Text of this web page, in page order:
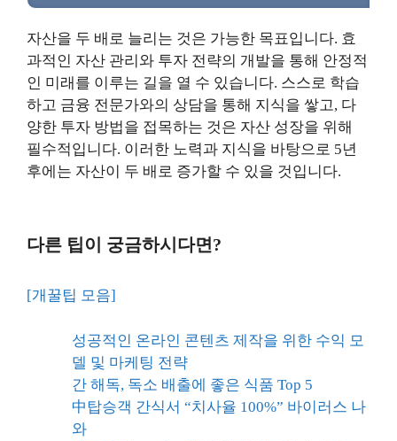
자산을 두 배로 늘리는 것은 가능한 목표입니다. 효
과적인 자산 관리와 투자 전략의 개발을 통해 안정적
인 미래를 이루는 길을 열 수 있습니다. 스스로 학습
하고 금융 전문가와의 상담을 통해 지식을 쌓고, 다
양한 투자 방법을 접목하는 것은 자산 성장을 위해
필수적입니다. 이러한 노력과 지식을 바탕으로 5년
후에는 자산이 두 배로 증가할 수 있을 것입니다.
다른 팁이 궁금하시다면?
[개꿀팁 모음]
성공적인 온라인 콘텐츠 제작을 위한 수익 모
델 및 마케팅 전략
간 해독, 독소 배출에 좋은 식품 Top 5
中탑승객 간식서 “치사율 100%” 바이러스 나
와